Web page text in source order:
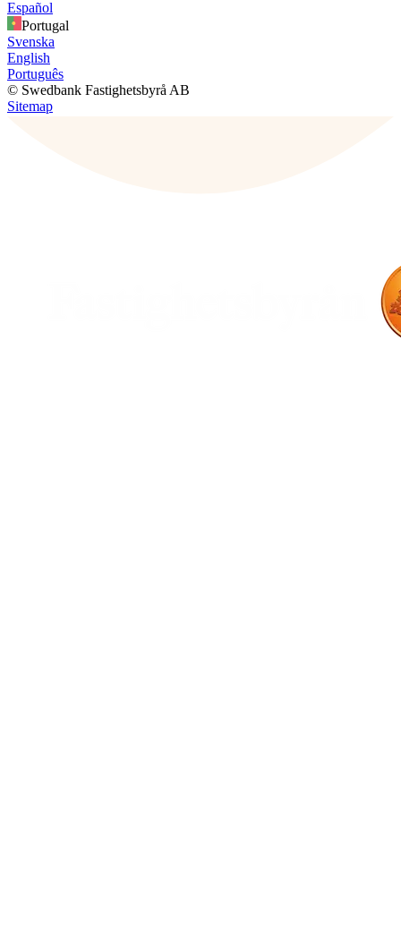
Español
Portugal
Svenska
English
Português
© Swedbank Fastighetsbyrå AB
Sitemap